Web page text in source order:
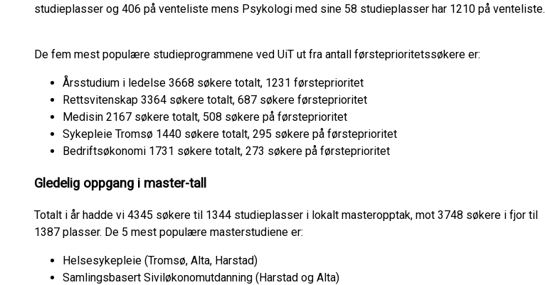
studieplasser og 406 på venteliste mens Psykologi med sine 58 studieplasser har 1210 på venteliste.
De fem mest populære studieprogrammene ved UiT ut fra antall førsteprioritetssøkere er:
Årsstudium i ledelse 3668 søkere totalt, 1231 førsteprioritet
Rettsvitenskap 3364 søkere totalt, 687 søkere førsteprioritet
Medisin 2167 søkere totalt, 508 søkere på førsteprioritet
Sykepleie Tromsø 1440 søkere totalt, 295 søkere på førsteprioritet
Bedriftsøkonomi 1731 søkere totalt, 273 søkere på førsteprioritet
Gledelig oppgang i master-tall
Totalt i år hadde vi 4345 søkere til 1344 studieplasser i lokalt masteropptak, mot 3748 søkere i fjor til
1387 plasser. De 5 mest populære masterstudiene er:
Helsesykepleie (Tromsø, Alta, Harstad)
Samlingsbasert Siviløkonomutdanning (Harstad og Alta)